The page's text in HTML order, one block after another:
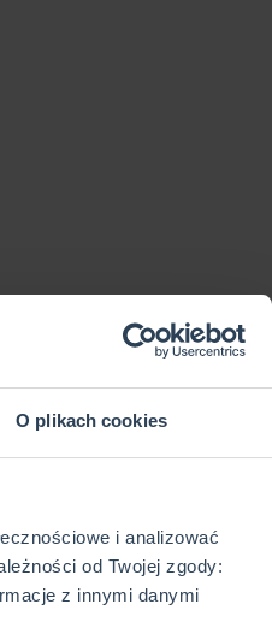
O plikach cookies
i analizować
od Twojej zgody:
z innymi danymi